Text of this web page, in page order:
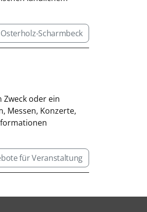
Scharmbeck
oder ein
Messen, Konzerte,
für Veranstaltung